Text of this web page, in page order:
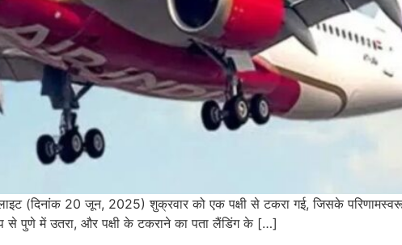
(दिनांक 20 जून, 2025) शुक्रवार को एक पक्षी से टकरा गई, जिसके
से पुणे में उतरा, और पक्षी के टकराने का पता लैंडिंग के […]